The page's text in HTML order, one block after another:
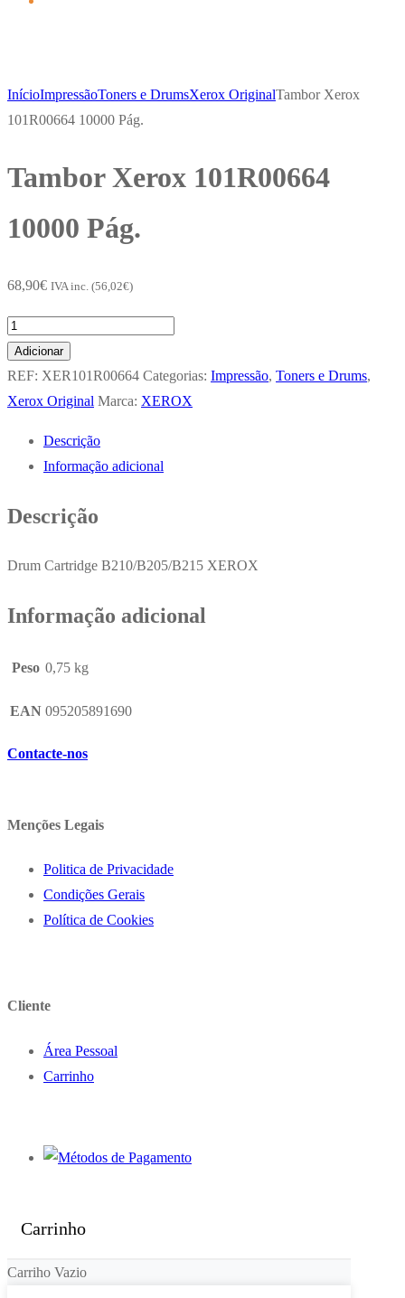
InícioImpressãoToners e DrumsXerox OriginalTambor Xerox
101R00664 10000 Pág.
Tambor Xerox 101R00664
10000 Pág.
68,90€ IVA inc. (56,02€)
Quantidade
de
Tambor
Xerox
Adicionar
REF: XER101R00664 Categorias: Impressão, Toners e Drums,
Xerox Original Marca: XEROX
Descrição
Informação adicional
Descrição
Drum Cartridge B210/B205/B215 XEROX
Informação adicional
Peso 0,75 kg
EAN 095205891690
Contacte-nos
Menções Legais
Politica de Privacidade
Condições Gerais
Política de Cookies
Cliente
Área Pessoal
Carrinho
Carrinho
Carriho Vazio